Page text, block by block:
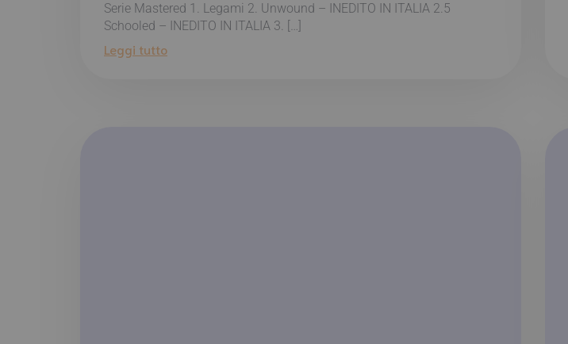
Serie Mastered 1. Legami 2. Unwound – INEDITO IN ITALIA 2.5
Schooled – INEDITO IN ITALIA 3. […]
Leggi tutto